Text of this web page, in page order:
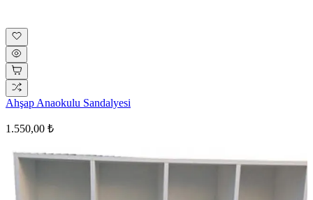
Ahşap Anaokulu Sandalyesi
1.550,00 ₺